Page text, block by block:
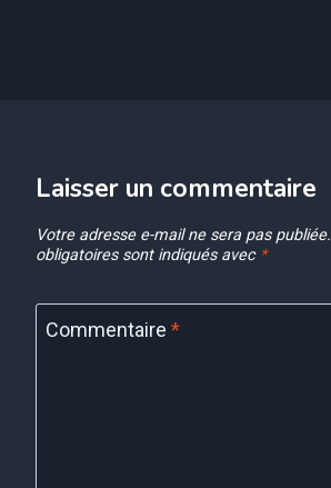
Laisser un commentaire
Votre adresse e-mail ne sera pas publiée.
obligatoires sont indiqués avec *
Commentaire *